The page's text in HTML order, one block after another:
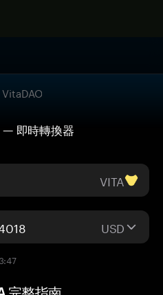
VitaDAO
— 即時轉換器
VITA
USD